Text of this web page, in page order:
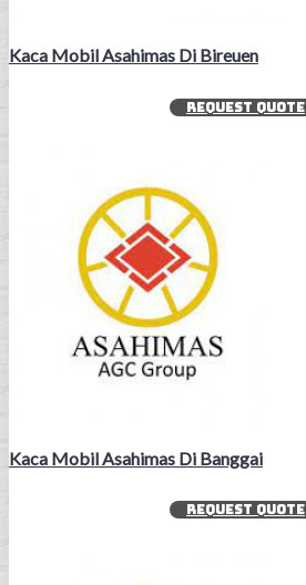
Kaca Mobil Asahimas Di Bireuen
REQUEST QUOTE
Kaca Mobil Asahimas Di Banggai
REQUEST QUOTE